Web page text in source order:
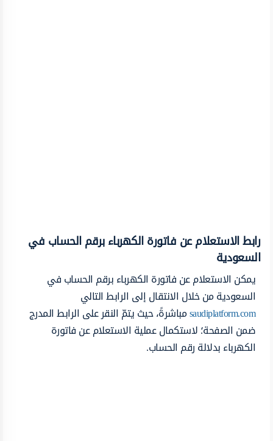
رابط الاستعلام عن فاتورة الكهرباء برقم الحساب في
السعودية
يمكن الاستعلام عن فاتورة الكهرباء برقم الحساب في
السعودية من خلال الانتقال إلى الرابط التالي
saudiplatform.comمباشرةً، حيث يتمّ النقر على الرابط المدرج
ضمن الصفحة؛ لاستكمال عملية الاستعلام عن فاتورة
الكهرباء بدلالة رقم الحساب.